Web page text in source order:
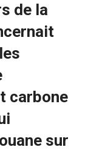
de la
carbone
sur